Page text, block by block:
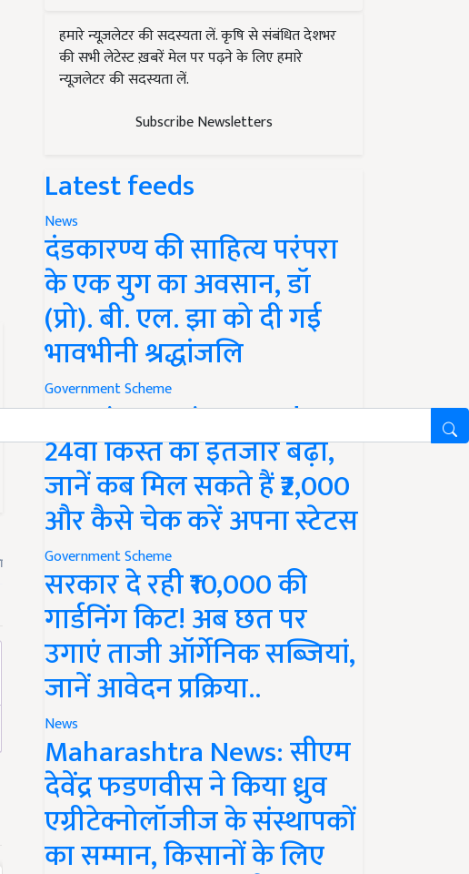
हमारे न्यूज़लेटर की सदस्यता लें. कृषि से संबंधित देशभर
की सभी लेटेस्ट ख़बरें मेल पर पढ़ने के लिए हमारे
न्यूज़लेटर की सदस्यता लें.
Subscribe Newsletters
Latest feeds
News
दंडकारण्य की साहित्य परंपरा
के एक युग का अवसान, डॉ
(प्रो). बी. एल. झा को दी गई
भावभीनी श्रद्धांजलि
Government Scheme
PM Kisan Yojana Update:
24वीं किस्त का इंतजार बढ़ा,
जानें कब मिल सकते हैं ₹2,000
और कैसे चेक करें अपना स्टेटस
Government Scheme
सरकार दे रही ₹10,000 की
गार्डनिंग किट! अब छत पर
उगाएं ताजी ऑर्गेनिक सब्जियां,
जानें आवेदन प्रक्रिया..
News
Maharashtra News: सीएम
देवेंद्र फडणवीस ने किया ध्रुव
एग्रीटेक्नोलॉजीज के संस्थापकों
का सम्मान, किसानों के लिए